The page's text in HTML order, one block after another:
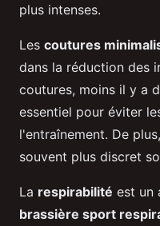
plus intenses.
Les coutures
dans la réduction des
coutures, moins il y a
essentiel pour éviter
l'entraînement. De
souvent plus discret
La respirabilité est un
brassière sport